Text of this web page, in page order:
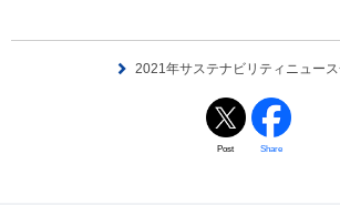
2021年サステナビリティニュー
Post Share